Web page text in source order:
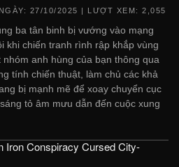
27/10/2025 | LƯỢT XEM: 2,055
ba tân binh bị vướng vào mạng
khi chiến tranh rình rập khắp vùng
nhóm anh hùng của bạn thông qua
tính chiến thuật, làm chủ các khả
bị mạnh mẽ để xoay chuyển cục
tỏ âm mưu dẫn đến cuộc xung
Iron Conspiracy Cursed City-